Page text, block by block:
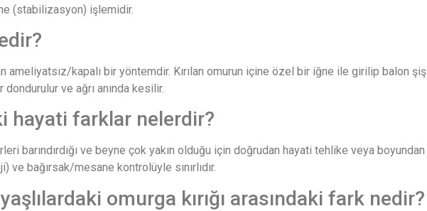
(stabilizasyon) işlemidir.
ameliyatsız/kapalı bir yöntemdir. Kırılan omurun içine özel bir iğne ile girilip balon
ve ağrı anında kesilir.
hayati farklar nelerdir?
barındırdığı ve beyne çok yakın olduğu için doğrudan hayati tehlike veya
bağırsak/mesane kontrolüyle sınırlıdır.
omurga kırığı arasındaki fark nedir?